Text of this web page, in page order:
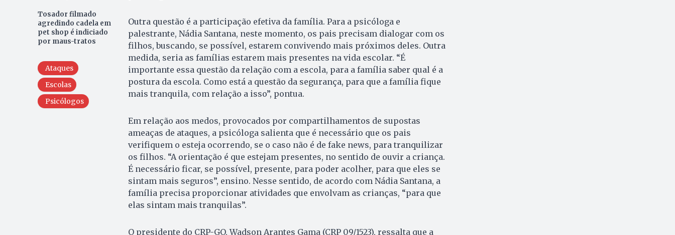
Tosador filmado
agredindo cadela em
pet shop é indiciado
por maus-tratos
Ataques
Escolas
Psicólogos
Outra questão é a participação efetiva da família. Para a psicóloga e
palestrante, Nádia Santana, neste momento, os pais precisam dialogar com os
filhos, buscando, se possível, estarem convivendo mais próximos deles. Outra
medida, seria as famílias estarem mais presentes na vida escolar. “É
importante essa questão da relação com a escola, para a família saber qual é a
postura da escola. Como está a questão da segurança, para que a família fique
mais tranquila, com relação a isso”, pontua.
Em relação aos medos, provocados por compartilhamentos de supostas
ameaças de ataques, a psicóloga salienta que é necessário que os pais
verifiquem o esteja ocorrendo, se o caso não é de fake news, para tranquilizar
os filhos. “A orientação é que estejam presentes, no sentido de ouvir a criança.
É necessário ficar, se possível, presente, para poder acolher, para que eles se
sintam mais seguros”, ensino. Nesse sentido, de acordo com Nádia Santana, a
família precisa proporcionar atividades que envolvam as crianças, “para que
elas sintam mais tranquilas”.
O presidente do CRP-GO, Wadson Arantes Gama (CRP 09/1523), ressalta que a